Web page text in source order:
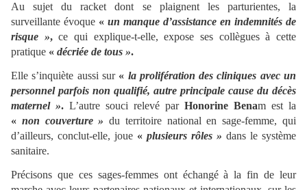
Au sujet du racket dont se plaignent les parturientes, la
surveillante évoque « un manque d’assistance en indemnités de
risque »,ce qui explique-t-elle, expose ses collègues à cette
pratique « décriée de tous ».
Elle s’inquiète aussi sur « la prolifération des cliniques avec un
personnel parfois non qualifié, autre principale cause du décès
maternel ». L’autre souci relevé par Honorine Benam est la
« non couverture » du territoire national en sage-femme, qui
d’ailleurs, conclut-elle, joue « plusieurs rôles » dans le système
sanitaire.
Précisons que ces sages-femmes ont échangé à la fin de leur